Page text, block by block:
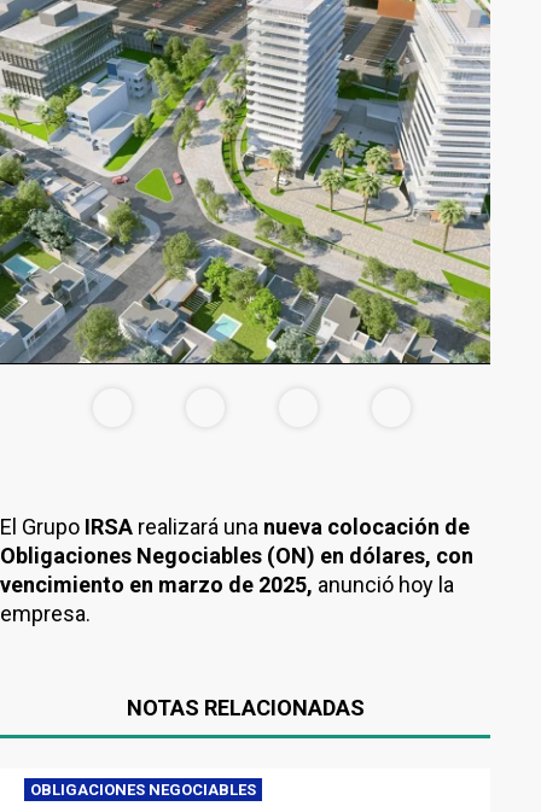
El Grupo IRSA realizará una nueva colocación de
Obligaciones Negociables (ON) en dólares, con
vencimiento en marzo de 2025, anunció hoy la
empresa.
NOTAS RELACIONADAS
OBLIGACIONES NEGOCIABLES